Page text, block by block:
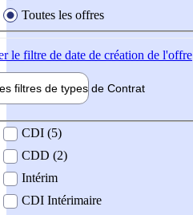
Toutes les offres
le filtre de date de création de l'offre
filtres de types de Contrat
contrat
CDI (5)
CDD (2)
Intérim
CDI Intérimaire